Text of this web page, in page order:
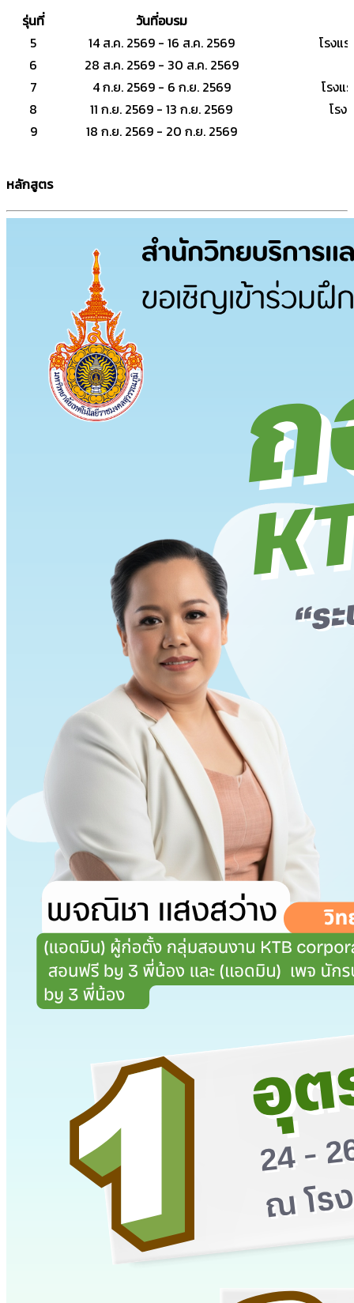
รุ่นที่
วันที่อบรม
5
14 ส.ค. 2569 - 16 ส.ค. 2569
โรงแ
6
28 ส.ค. 2569 - 30 ส.ค. 2569
7
4 ก.ย. 2569 - 6 ก.ย. 2569
โรงแ
8
11 ก.ย. 2569 - 13 ก.ย. 2569
โรง
9
18 ก.ย. 2569 - 20 ก.ย. 2569
หลักสูตร